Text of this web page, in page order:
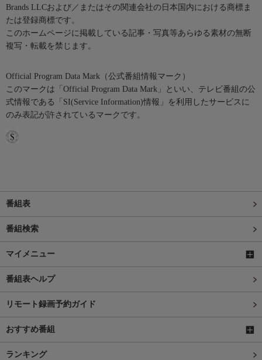
Brands LLCおよび／またはその関連会社の日本国内における商標ま
たは登録商標です。
このホームページに掲載している記事・写真等あらゆる素材の無断
複写・転載を禁じます。
Official Program Data Mark（公式番組情報マーク）
このマークは「Official Program Data Mark」といい、テレビ番組の公
式情報である「SI(Service Information)情報」を利用したサービスに
のみ表記が許されているマークです。
番組表
番組検索
マイメニュー
番組表ヘルプ
リモート録画予約ガイド
おすすめ番組
ランキング